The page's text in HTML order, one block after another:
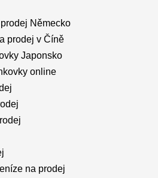
Německo
prodej v Číně
Japonsko
online
na prodej